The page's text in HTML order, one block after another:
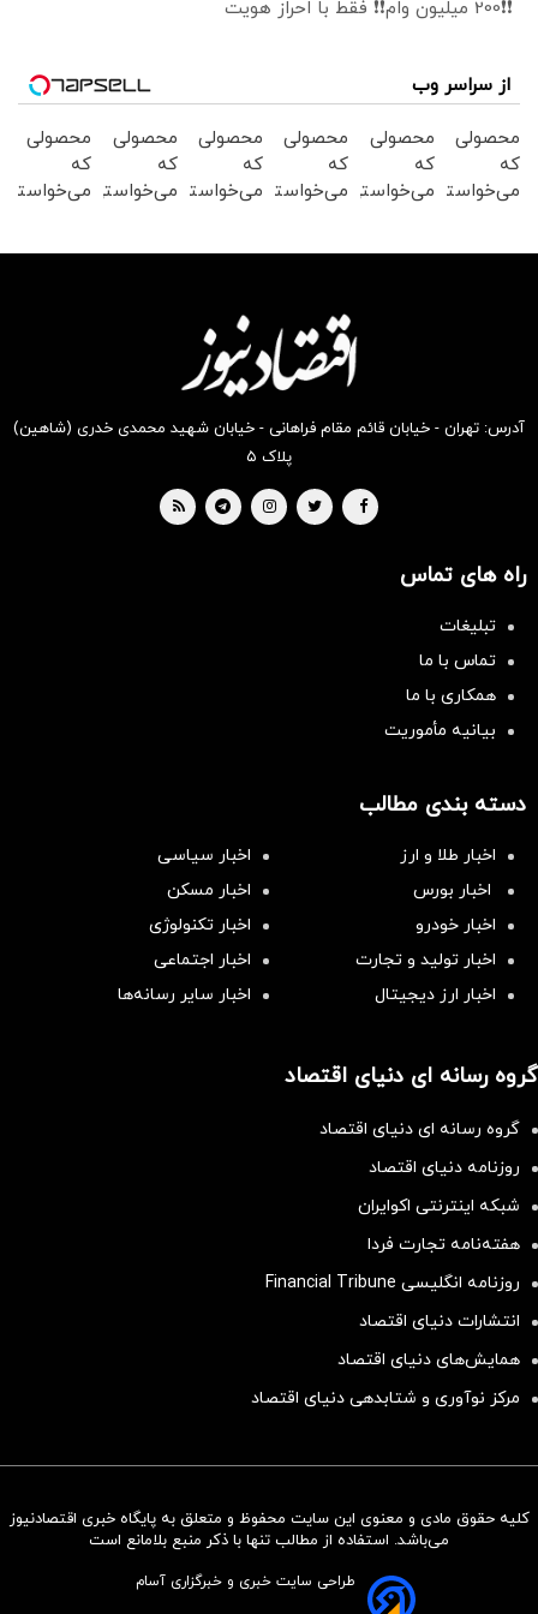
سرمایه‌گذاری همسنگ با شاخص
❗❗200 میلیون وام❗❗ فقط با احراز هویت
از سراسر وب
محصولی
که
می‌خواستی
محصولی
که
می‌خواستی
محصولی
که
می‌خواستی
بخر !
محصولی
که
می‌خواستی
بخر !
محصولی
که
می‌خواستی
محصولی
که
می‌خواستی
آدرس: تهران - خیابان قائم مقام فراهانی - خیابان شهید محمدی خدری (شاهین)
پلاک ۵
راه های تماس
تبلیغات
تماس با ما
همکاری با ما
بیانیه مأموریت
دسته بندی مطالب
اخبار طلا و ارز
اخبار سیاسی
اخبار بورس
اخبار مسکن
اخبار خودرو
اخبار تکنولوژی
اخبار تولید و تجارت
اخبار اجتماعی
اخبار ارز دیجیتال
اخبار سایر رسانه‌‌ها
گروه رسانه ای دنیای اقتصاد
گروه رسانه ای دنیای اقتصاد
روزنامه دنیای اقتصاد
شبکه اینترنتی اکوایران
هفته‌نامه تجارت فردا
روزنامه انگلیسی Financial Tribune
انتشارات دنیای اقتصاد
همایش‌های دنیای اقتصاد
مرکز نوآوری و شتابدهی دنیای اقتصاد
کلیه حقوق مادی و معنوی این سایت محفوظ و متعلق به پایگاه خبری اقتصادنیوز
می‌باشد. استفاده از مطالب تنها با ذکر منبع بلامانع است
طراحی سایت خبری و خبرگزاری آسام